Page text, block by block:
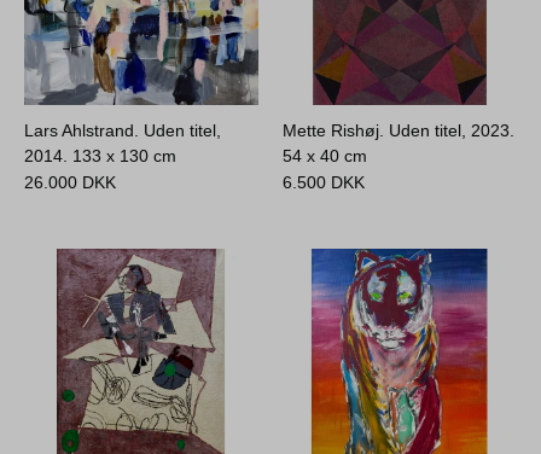
Lars Ahlstrand. Uden titel,
2014. 133 x 130 cm
26.000 DKK
Mette Rishøj. Uden titel, 2023.
54 x 40 cm
6.500 DKK